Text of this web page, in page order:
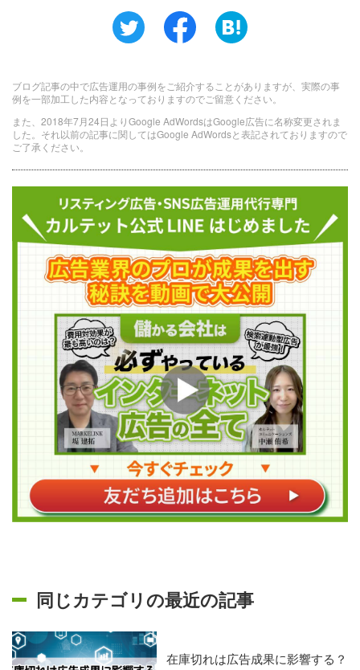
ブログ記事の中で広告運用の事例をご紹介することがありますが、実際の事
例を一部加工した内容となっておりますのでご留意ください。
また、2018年7月24日よりGoogle AdWordsはGoogle広告に名称変更されま
した。それ以前の記事に関してはGoogle AdWordsと表記されておりますので
ご了承ください。
同じカテゴリの最近の記事
在庫切れは広告成果に影響する？